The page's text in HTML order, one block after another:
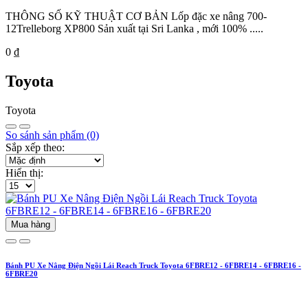
THÔNG SỐ KỸ THUẬT CƠ BẢN Lốp đặc xe nâng 700-
12Trelleborg XP800 Sản xuất tại Sri Lanka , mới 100% .....
0 ₫
Toyota
Toyota
So sánh sản phẩm (0)
Sắp xếp theo:
Hiển thị:
Mua hàng
Bánh PU Xe Nâng Điện Ngồi Lái Reach Truck Toyota 6FBRE12 - 6FBRE14 - 6FBRE16 -
6FBRE20